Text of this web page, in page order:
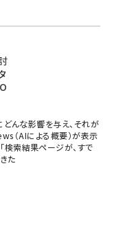
んな影響を与え、それが
（AIによる概要）が表示
検索結果ページが、すで
た